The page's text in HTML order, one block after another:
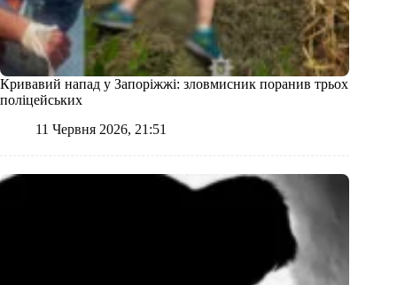
Кривавий напад у Запоріжжі: зловмисник поранив трьох
поліцейських
11 Червня 2026, 21:51